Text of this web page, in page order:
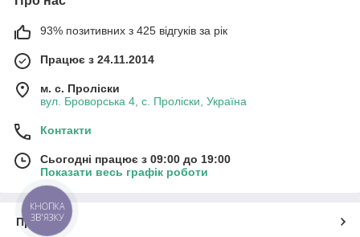
93% позитивних з 425 відгуків за рік
Працює з 24.11.2014
м. с. Проліски
вул. Броворська 4, с. Проліски, Україна
Контакти
Сьогодні працює з 09:00 до 19:00
Показати весь графік роботи
Про нас
КНОПКА
ЗВ'ЯЗКУ